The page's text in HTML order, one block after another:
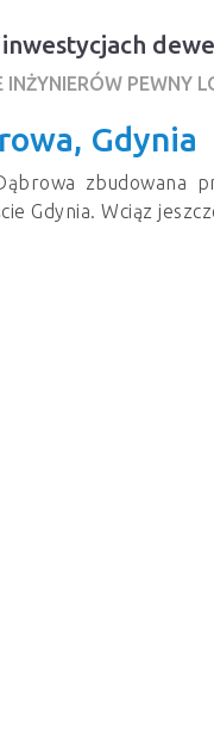
INŻYNIERÓW PEWNY
Gdynia
zbudowana
Gdynia. Wciąz